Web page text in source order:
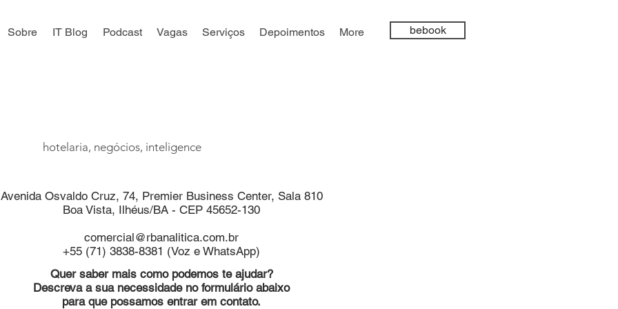
Sobre IT Blog Podcast Vagas Serviços Depoimentos More bebook
hotelaria, negócios, inteligence
Avenida Osvaldo Cruz, 74, Premier Business Center, Sala 810
Boa Vista, Ilhéus/BA - CEP 45652-130
comercial@rbanalitica.com.br
+55 (71) 3838-8381 (Voz e WhatsApp)
Quer saber mais como podemos te ajudar?
Descreva a sua necessidade no formulário abaixo
para que possamos entrar em contato.